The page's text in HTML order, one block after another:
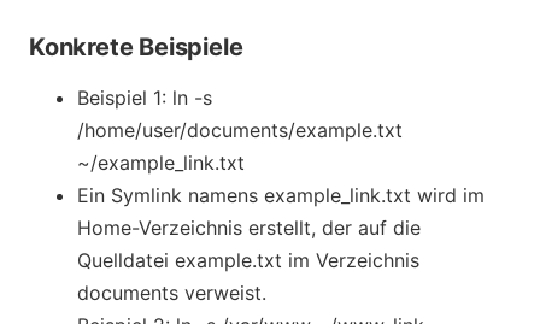
Konkrete Beispiele
Beispiel 1: ln -s
/home/user/documents/example.txt
~/example_link.txt
Ein Symlink namens example_link.txt wird im
Home-Verzeichnis erstellt, der auf die
Quelldatei example.txt im Verzeichnis
documents verweist.